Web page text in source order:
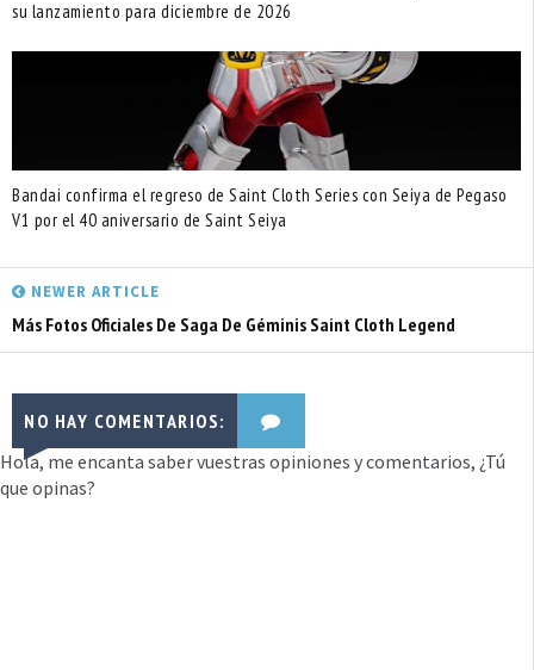
su lanzamiento para diciembre de 2026
Bandai confirma el regreso de Saint Cloth Series con Seiya de Pegaso
V1 por el 40 aniversario de Saint Seiya
NEWER ARTICLE
Más Fotos Oficiales De Saga De Géminis Saint Cloth Legend
NO HAY COMENTARIOS:
Hola, me encanta saber vuestras opiniones y comentarios, ¿Tú
que opinas?